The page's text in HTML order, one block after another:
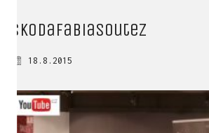
skodaFabiaSoutez
18.8.2015